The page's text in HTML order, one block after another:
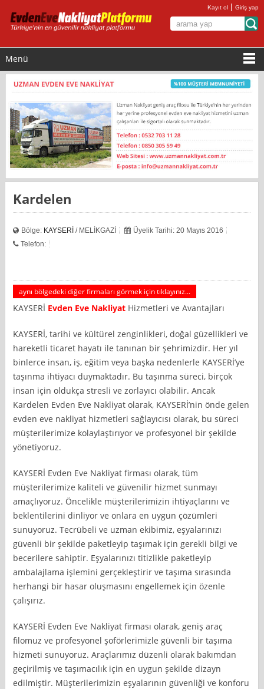
Kayıt ol |Giriş yap
Menü
Kardelen
Bölge: KAYSERİ / MELİKGAZİ
Üyelik Tarihi: 20 Mayıs 2016
Telefon:
aynı bölgedeki diğer firmaları görmek için tıklayınız...
KAYSERİ Evden Eve Nakliyat Hizmetleri ve Avantajları
KAYSERİ, tarihi ve kültürel zenginlikleri, doğal güzellikleri ve
hareketli ticaret hayatı ile tanınan bir şehrimizdir. Her yıl
binlerce insan, iş, eğitim veya başka nedenlerle KAYSERİ’ye
taşınma ihtiyacı duymaktadır. Bu taşınma süreci, birçok
insan için oldukça stresli ve zorlayıcı olabilir. Ancak
Kardelen Evden Eve Nakliyat olarak, KAYSERİ’nin önde gelen
evden eve nakliyat hizmetleri sağlayıcısı olarak, bu süreci
müşterilerimize kolaylaştırıyor ve profesyonel bir şekilde
yönetiyoruz.
KAYSERİ Evden Eve Nakliyat firması olarak, tüm
müşterilerimize kaliteli ve güvenilir hizmet sunmayı
amaçlıyoruz. Öncelikle müşterilerimizin ihtiyaçlarını ve
beklentilerini dinliyor ve onlara en uygun çözümleri
sunuyoruz. Tecrübeli ve uzman ekibimiz, eşyalarınızı
güvenli bir şekilde paketleyip taşımak için gerekli bilgi ve
becerilere sahiptir. Eşyalarınızı titizlikle paketleyip
ambalajlama işlemini gerçekleştirir ve taşıma sırasında
herhangi bir hasar oluşmasını engellemek için özenle
çalışırız.
KAYSERİ Evden Eve Nakliyat firması olarak, geniş araç
filomuz ve profesyonel şoförlerimizle güvenli bir taşıma
hizmeti sunuyoruz. Araçlarımız düzenli olarak bakımdan
geçirilmiş ve taşımacılık için en uygun şekilde dizayn
edilmiştir. Müşterilerimizin eşyalarının güvenliği ve konforu